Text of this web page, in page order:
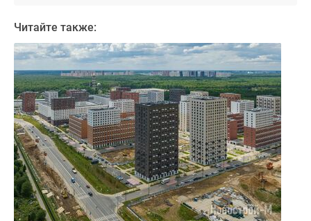
Читайте также: